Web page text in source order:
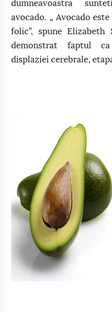
dumneavoastra
avocado. „ Avocado
folic”, spune Elizabeth
demonstrat faptul
displaziei cerebrale,